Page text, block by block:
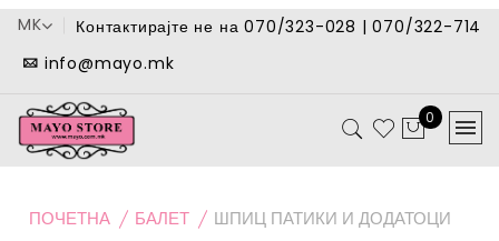
MK
Контактирајте не на 070/323-028 | 070/322-714
info@mayo.mk
0
ПОЧЕТНА БАЛЕТ ШПИЦ ПАТИКИ И ДОДАТОЦИ